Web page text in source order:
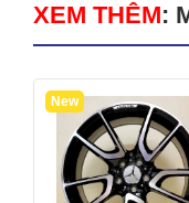
XEM THÊM:
New